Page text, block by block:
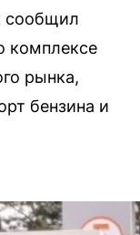
сообщил
комплексе
рынка,
бензина и